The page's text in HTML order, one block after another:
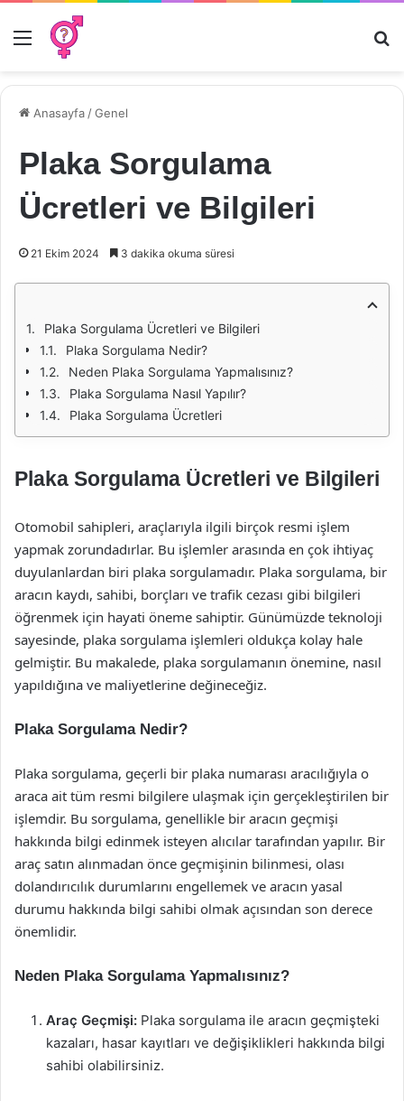
Menü
Anasayfa /Genel
Plaka Sorgulama
Ücretleri ve Bilgileri
21 Ekim 2024 3 dakika okuma süresi
Plaka Sorgulama Ücretleri ve Bilgileri
Plaka Sorgulama Nedir?
Neden Plaka Sorgulama Yapmalısınız?
Plaka Sorgulama Nasıl Yapılır?
Plaka Sorgulama Ücretleri
Plaka Sorgulama Ücretleri ve Bilgileri
Otomobil sahipleri, araçlarıyla ilgili birçok resmi işlem
yapmak zorundadırlar. Bu işlemler arasında en çok ihtiyaç
duyulanlardan biri plaka sorgulamadır. Plaka sorgulama, bir
aracın kaydı, sahibi, borçları ve trafik cezası gibi bilgileri
öğrenmek için hayati öneme sahiptir. Günümüzde teknoloji
sayesinde, plaka sorgulama işlemleri oldukça kolay hale
gelmiştir. Bu makalede, plaka sorgulamanın önemine, nasıl
yapıldığına ve maliyetlerine değineceğiz.
Plaka Sorgulama Nedir?
Plaka sorgulama, geçerli bir plaka numarası aracılığıyla o
araca ait tüm resmi bilgilere ulaşmak için gerçekleştirilen bir
işlemdir. Bu sorgulama, genellikle bir aracın geçmişi
hakkında bilgi edinmek isteyen alıcılar tarafından yapılır. Bir
araç satın alınmadan önce geçmişinin bilinmesi, olası
dolandırıcılık durumlarını engellemek ve aracın yasal
durumu hakkında bilgi sahibi olmak açısından son derece
önemlidir.
Neden Plaka Sorgulama Yapmalısınız?
Araç Geçmişi: Plaka sorgulama ile aracın geçmişteki
kazaları, hasar kayıtları ve değişiklikleri hakkında bilgi
sahibi olabilirsiniz.